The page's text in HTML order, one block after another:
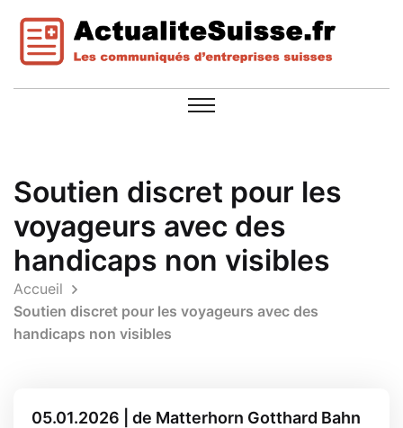
Soutien discret pour les
voyageurs avec des
handicaps non visibles
Accueil
Soutien discret pour les voyageurs avec des
handicaps non visibles
05.01.2026 | de Matterhorn Gotthard Bahn